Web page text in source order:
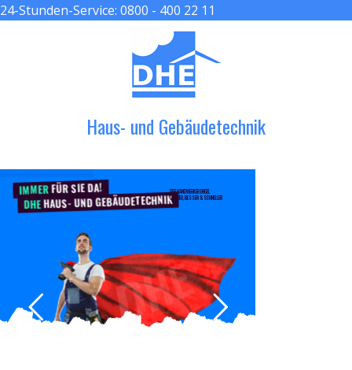
24-Stunden-Service: 0800 - 400 22 11
Haus- und Gebäudetechnik
IMMERFÜR SIE DA!
DHEHAUS- UND GEBÄUDETECHNIK
DER HANDWERKER ENGEL
GRÖßER, BESSER & SCHNELLER